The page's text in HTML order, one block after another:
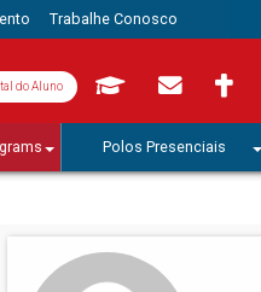
Trabalhe Conosco
do Aluno
Polos Presenciais